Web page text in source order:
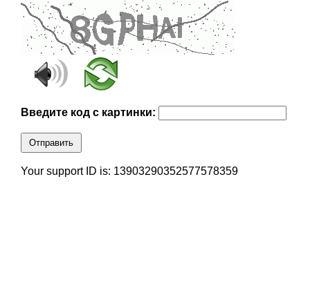
Введите код с картинки:
Отправить
Your support ID is: 13903290352577578359